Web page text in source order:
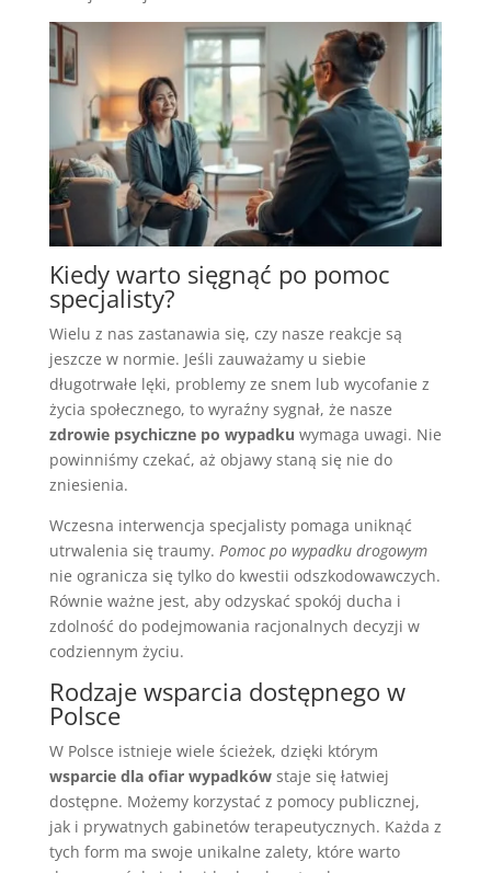
Kiedy warto sięgnąć po pomoc
specjalisty?
Wielu z nas zastanawia się, czy nasze reakcje są
jeszcze w normie. Jeśli zauważamy u siebie
długotrwałe lęki, problemy ze snem lub wycofanie z
życia społecznego, to wyraźny sygnał, że nasze
zdrowie psychiczne po wypadku wymaga uwagi. Nie
powinniśmy czekać, aż objawy staną się nie do
zniesienia.
Wczesna interwencja specjalisty pomaga uniknąć
utrwalenia się traumy. Pomoc po wypadku drogowym
nie ogranicza się tylko do kwestii odszkodowawczych.
Równie ważne jest, aby odzyskać spokój ducha i
zdolność do podejmowania racjonalnych decyzji w
codziennym życiu.
Rodzaje wsparcia dostępnego w
Polsce
W Polsce istnieje wiele ścieżek, dzięki którym
wsparcie dla ofiar wypadkówstaje się łatwiej
dostępne. Możemy korzystać z pomocy publicznej,
jak i prywatnych gabinetów terapeutycznych. Każda z
tych form ma swoje unikalne zalety, które warto